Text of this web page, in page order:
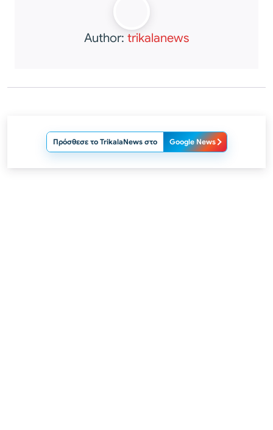
Author: trikalanews
Πρόσθεσε το TrikalaNews στο Google News